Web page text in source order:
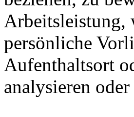
Arbeitsleistung,
persönliche
Aufenthaltsort
analysieren